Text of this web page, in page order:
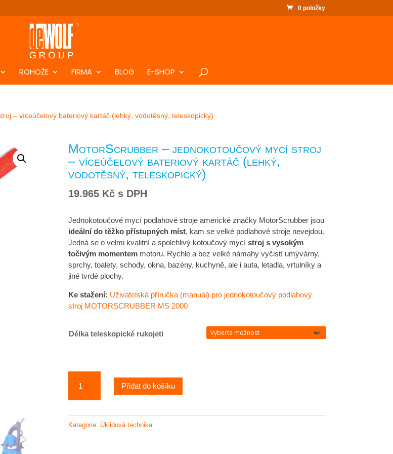
0 položky
ROHOŽE FIRMA BLOG E-SHOP
– víceúčelový bateriový kartáč (lehký, vodotěsný, teleskopický)
MotorScrubber – jednokotoučový mycí stroj
– víceúčelový bateriový kartáč (lehký,
vodotěsný, teleskopický)
19.965 Kč s DPH
Jednokotoučové mycí podlahové stroje americké značky MotorScrubber jsou
ideální do těžko přístupných míst, kam se velké podlahové stroje nevejdou.
Jedná se o velmi kvalitní a spolehlivý kotoučový mycí stroj s vysokým
točivým momentemmotoru. Rychle a bez velké námahy vyčistí umývárny,
sprchy, toalety, schody, okna, bazény, kuchyně, ale i auta, letadla, vrtulníky a
jiné tvrdé plochy.
Ke stažení: Uživatelská příručka (manuál) pro jednokotoučový podlahový
stroj MOTORSCRUBBER MS 2000
Délka teleskopické rukojeti
MotorScrubber
jednokotoučový
stroj
Přidat do košíku
Kategorie: Úklidová technika